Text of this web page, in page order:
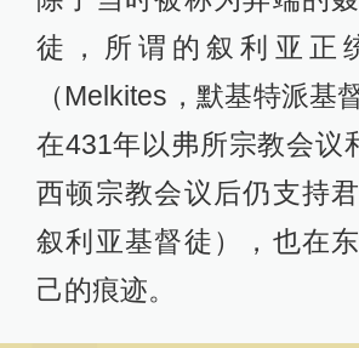
徒，所谓的叙利亚正
（Melkites，默基特派基
在431年以弗所宗教会议
西顿宗教会议后仍支持
叙利亚基督徒），也在
己的痕迹。